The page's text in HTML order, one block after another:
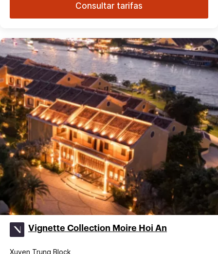
Consultar tarifas
Vignette Collection Moire Hoi An
Xuyen Trung Block,